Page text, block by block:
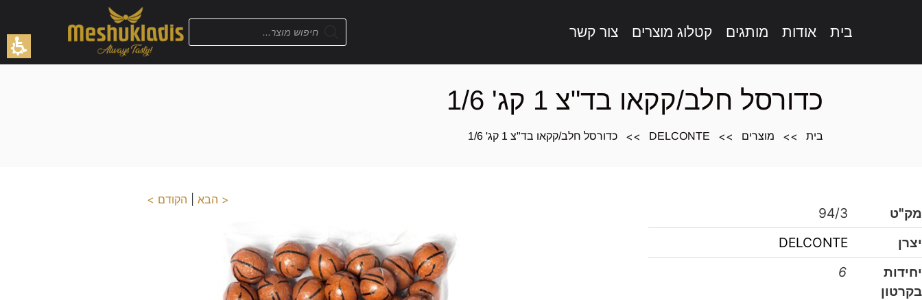
בית אודות מותגים קטלוג מוצרים צור קשר
כדורסל חלב/קקאו בד"צ 1 קג' 1/6
בית >> מוצרים >>
DELCONTE
>> כדורסל חלב/קקאו בד"צ 1 קג' 1/6
מק"ט
94/3
יצרן
DELCONTE
יחידות
בקרטון
6
< הבא הקודם >